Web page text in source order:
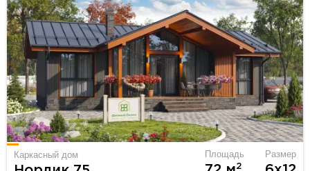
Каркасный дом Площадь
2
Размер